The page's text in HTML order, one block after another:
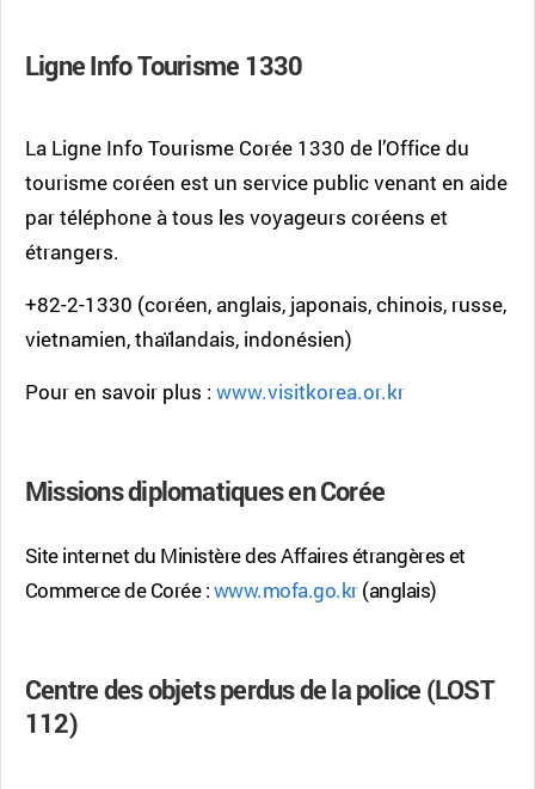
Ligne Info Tourisme 1330
La Ligne Info Tourisme Corée 1330 de l’Office du
tourisme coréen est un service public venant en aide
par téléphone à tous les voyageurs coréens et
étrangers.
+82-2-1330 (coréen, anglais, japonais, chinois, russe,
vietnamien, thaïlandais, indonésien)
Pour en savoir plus : www.visitkorea.or.kr
Missions diplomatiques en Corée
Site internet du Ministère des Affaires étrangères et
Commerce de Corée :www.mofa.go.kr(anglais)
Centre des objets perdus de la police (LOST
112)